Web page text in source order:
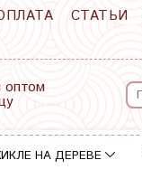
СТАТЬИ
НА ДЕРЕВЕ